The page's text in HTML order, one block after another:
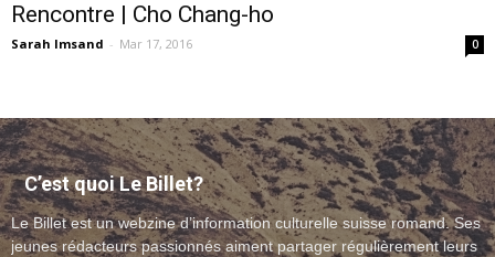
–
musique
Rencontre | Cho Chang-ho
Sarah Imsand - Mar 17, 2016 0
C’est quoi Le Billet?
Le Billet est un webzine d’information culturelle suisse romand. Ses
jeunes rédacteurs passionnés aiment partager régulièrement leurs